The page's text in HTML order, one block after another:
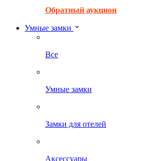
Обратный аукцион
Умные замки
Все
Умные замки
Замки для отелей
Аксессуары